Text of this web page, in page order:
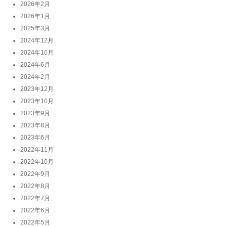
2026年2月
2026年1月
2025年3月
2024年12月
2024年10月
2024年6月
2024年2月
2023年12月
2023年10月
2023年9月
2023年8月
2023年6月
2022年11月
2022年10月
2022年9月
2022年8月
2022年7月
2022年6月
2022年5月